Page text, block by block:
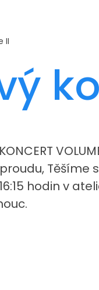
II
Těšíme
hodin v